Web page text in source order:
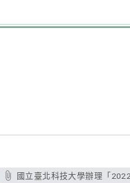
國立臺北科技大學辦理「